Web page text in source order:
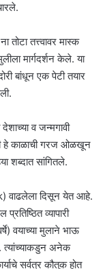
तोटा तत्त्वावर मास्क
मार्गदर्शन केले. या
बांधून एक पेटी तयार
व जन्मगावी
हे काळाची गरज ओळखून
शब्दात सांगितले.
वाढलेला दिसून येत आहे.
व्यापारी
वयाच्या मुलाने भाऊ
त्यांच्याकडुन अनेक
सर्वत्र कौतुक होत